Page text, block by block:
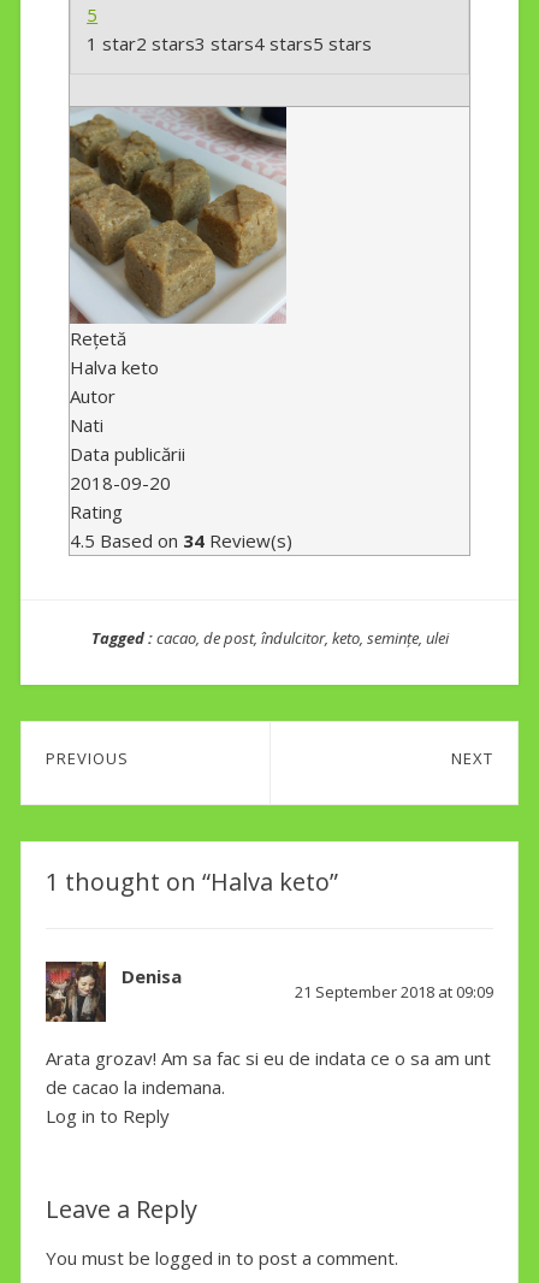
5
1 star2 stars3 stars4 stars5 stars
Rețetă
Halva keto
Autor
Nati
Data publicării
2018-09-20
Rating
4.5 Based on 34 Review(s)
Tagged :cacao, de post, îndulcitor, keto, semințe, ulei
Post
navigation
PREVIOUS NEXT
1 thought on “Halva keto”
Denisa
21 September 2018 at 09:09
Arata grozav! Am sa fac si eu de indata ce o sa am unt
de cacao la indemana.
Log in to Reply
Leave a Reply
You must be logged in to post a comment.